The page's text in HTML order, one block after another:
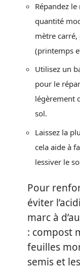
Répandez
quantité
mètre carré,
(printemps
Utilisez un
pour le
légèrement
sol.
Laissez la
cela aide à
lessiver le
Pour
éviter
marc à
: compost
feuilles
semis et